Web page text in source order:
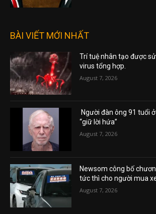
BÀI VIẾT MỚI NHẤT
Trí tuệ nhân tạo được
virus tổng hợp.
August 7, 2026
Người đàn ông 91 tuổi
“giữ lời hứa”
August 7, 2026
Newsom công bố
tức thì cho người mua
August 7, 2026